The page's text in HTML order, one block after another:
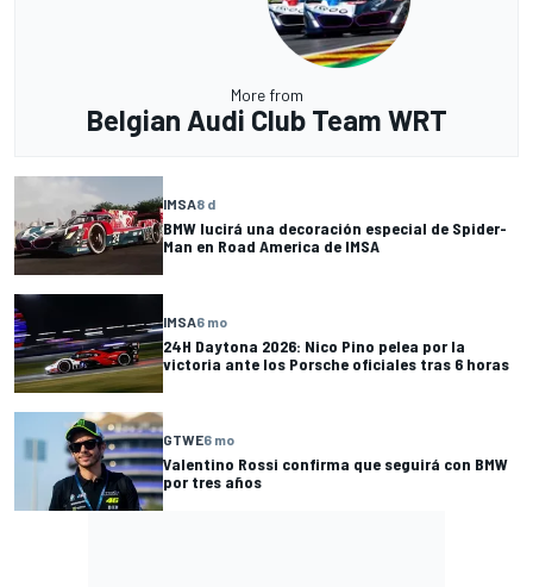
More from
Belgian Audi Club Team WRT
IMSA8 d
BMW lucirá una decoración especial de Spider-
Man en Road America de IMSA
IMSA6 mo
24H Daytona 2026: Nico Pino pelea por la
victoria ante los Porsche oficiales tras 6 horas
GTWE6 mo
Valentino Rossi confirma que seguirá con BMW
por tres años